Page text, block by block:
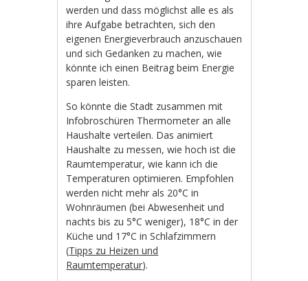
werden und dass möglichst alle es als
ihre Aufgabe betrachten, sich den
eigenen Energieverbrauch anzuschauen
und sich Gedanken zu machen, wie
könnte ich einen Beitrag beim Energie
sparen leisten.
So könnte die Stadt zusammen mit
Infobroschüren Thermometer an alle
Haushalte verteilen. Das animiert
Haushalte zu messen, wie hoch ist die
Raumtemperatur, wie kann ich die
Temperaturen optimieren. Empfohlen
werden nicht mehr als 20°C in
Wohnräumen (bei Abwesenheit und
nachts bis zu 5°C weniger), 18°C in der
Küche und 17°C in Schlafzimmern
(Tipps zu Heizen und
Raumtemperatur).